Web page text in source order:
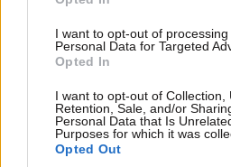
I want to opt-out of processing
Personal Data for Targeted
Opted In
I want to opt-out of Collection,
Retention, Sale, and/or
Personal Data that Is
Purposes for which it was
Opted Out
Η γυμναστική του Spider-
υπερδυνάμεις… Μόνο 20
που δυναμώνουν όλο το